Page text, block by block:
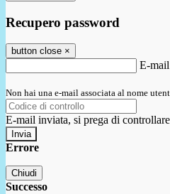
Recupero password
button close ×
E-mail
Non hai una e-mail associata al nome
E-mail inviata, si prega di
Errore
Chiudi
Successo